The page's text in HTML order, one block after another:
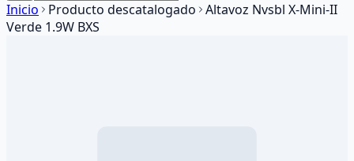
Inicio Producto descatalogado Altavoz Nvsbl X-Mini-II
Verde 1.9W BXS